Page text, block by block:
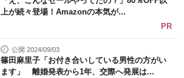
上が続々登場！Amazonの本気が...
PR
公開 2024/09/03
篠田麻里子「お付き合いしている男性の方がい
ます」 離婚発表から1年、交際へ発展は...